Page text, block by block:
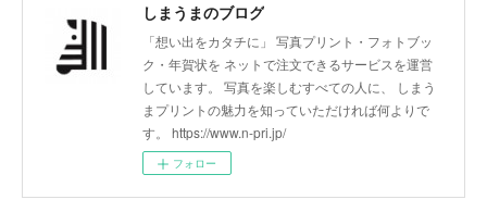
しまうまのブログ
「想い出をカタチに」 写真プリント・フォトブッ
ク・年賀状を ネットで注文できるサービスを運営
しています。 写真を楽しむすべての人に、 しまう
まプリントの魅力を知っていただければ何よりで
す。 https://www.n-pri.jp/
フォロー